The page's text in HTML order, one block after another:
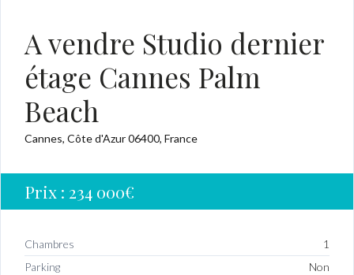
A vendre Studio dernier
étage Cannes Palm
Beach
Cannes, Côte d'Azur 06400, France
Prix : 234 000€
Chambres
1
Parking
Non